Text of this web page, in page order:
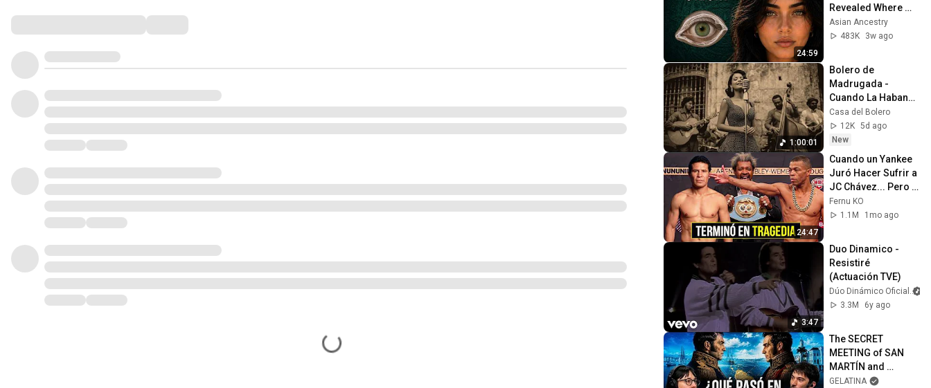
24:59
Revealed Where
They Really Come
From
Asian Ancestry
483K
3w ago
1:00:01
Bolero de
Madrugada -
Cuando La Habana
Suspira
Casa del Bolero
12K 5d ago
New
24:47
Cuando un Yankee
Juró Hacer Sufrir a
JC Chávez... Pero
le Dió la Paliza del
Año!
Fernu KO
1.1M
1mo ago
3:47
Duo Dinamico -
Resistiré
(Actuación TVE)
Dúo Dinámico Oficial
3.3M
6y ago
The SECRET
MEETING of SAN
MARTÍN and
BOLÍVAR | Julia
GELATINA